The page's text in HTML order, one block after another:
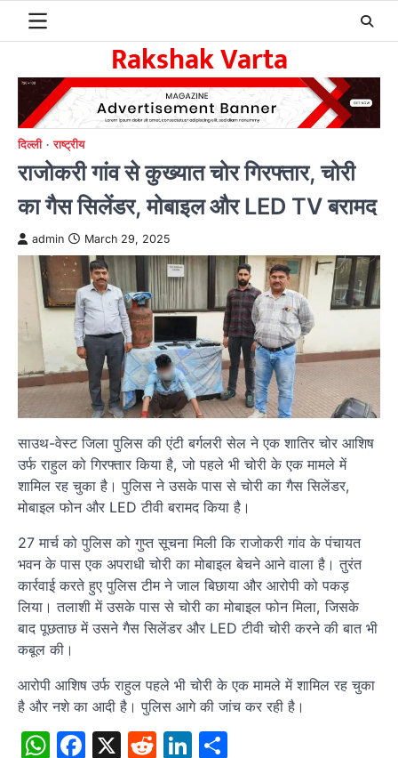
Rakshak Varta
दिल्ली राष्ट्रीय
राजोकरी गांव से कुख्यात चोर गिरफ्तार, चोरी
का गैस सिलेंडर, मोबाइल और LED TV बरामद
admin March 29, 2025
साउथ-वेस्ट जिला पुलिस की एंटी बर्गलरी सेल ने एक शातिर चोर आशिष
उर्फ राहुल को गिरफ्तार किया है, जो पहले भी चोरी के एक मामले में
शामिल रह चुका है। पुलिस ने उसके पास से चोरी का गैस सिलेंडर,
मोबाइल फोन और LED टीवी बरामद किया है।
27 मार्च को पुलिस को गुप्त सूचना मिली कि राजोकरी गांव के पंचायत
भवन के पास एक अपराधी चोरी का मोबाइल बेचने आने वाला है। तुरंत
कार्रवाई करते हुए पुलिस टीम ने जाल बिछाया और आरोपी को पकड़
लिया। तलाशी में उसके पास से चोरी का मोबाइल फोन मिला, जिसके
बाद पूछताछ में उसने गैस सिलेंडर और LED टीवी चोरी करने की बात भी
कबूल की।
आरोपी आशिष उर्फ राहुल पहले भी चोरी के एक मामले में शामिल रह चुका
है और नशे का आदी है। पुलिस आगे की जांच कर रही है।
WhatsApp
Facebook
X RedditLinkedIn